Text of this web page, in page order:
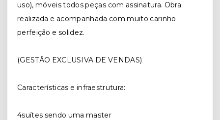
uso), móveis todos peças com assinatura. Obra
realizada e acompanhada com muito carinho
perfeição e solidez.
(GESTÃO EXCLUSIVA DE VENDAS)
Características e infraestrutura:
4suítes sendo uma master